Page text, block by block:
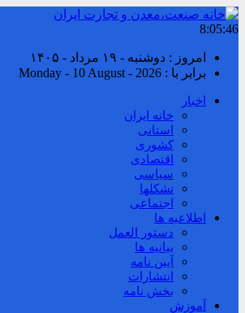
8:05:46
امروز : دوشنبه - ۱۹ مرداد - ۱۴۰۵
برابر با : Monday - 10 August - 2026
اخبار
خانه ایران
استانی
کشوری
اقتصادی
سیاسی
تشکلها
اجتماعی
اطلاعیه ها
دستور العمل
بیانیه ها
آیین نامه
انتشارات
بخش نامه
آموزش